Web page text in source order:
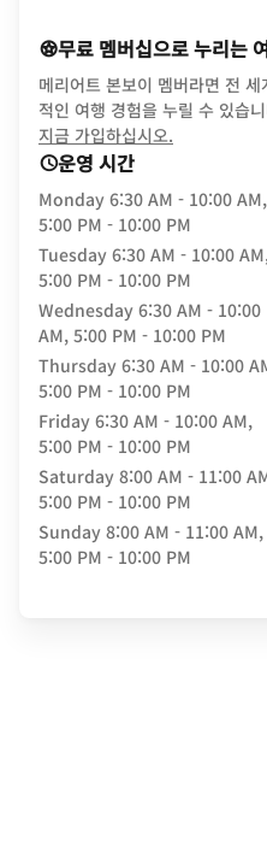
무료 멤버십으로 누리는
메리어트 본보이 멤버라면 전
적인 여행 경험을 누릴 수 있습
지금 가입하십시오.
운영 시간
Monday 6:30 AM - 10:00 AM,
5:00 PM - 10:00 PM
Tuesday 6:30 AM - 10:00
5:00 PM - 10:00 PM
Wednesday 6:30 AM - 10:00
AM, 5:00 PM - 10:00 PM
Thursday 6:30 AM - 10:00
5:00 PM - 10:00 PM
Friday 6:30 AM - 10:00 AM,
5:00 PM - 10:00 PM
Saturday 8:00 AM - 11:00
5:00 PM - 10:00 PM
Sunday 8:00 AM - 11:00 AM,
5:00 PM - 10:00 PM